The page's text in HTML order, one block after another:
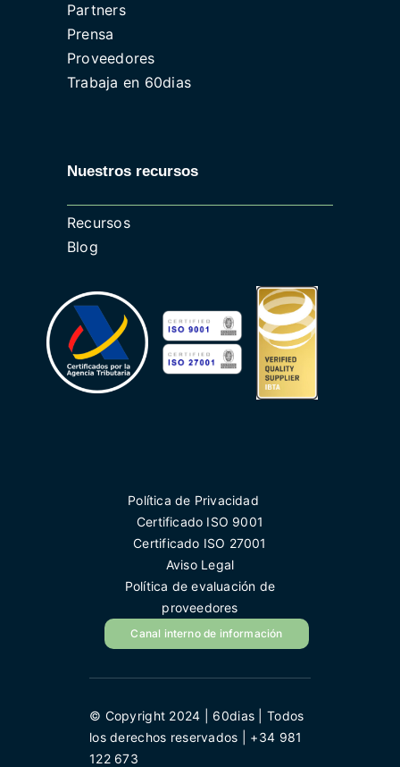
Partners
Prensa
Proveedores
Trabaja en 60dias
Nuestros recursos
Recursos
Blog
Política de Privacidad
Certificado ISO 9001
Certificado ISO 27001
Aviso Legal
Política de evaluación de
proveedores
Canal interno de información
© Copyright 2024 | 60dias | Todos
los derechos reservados | +34 981
122 673